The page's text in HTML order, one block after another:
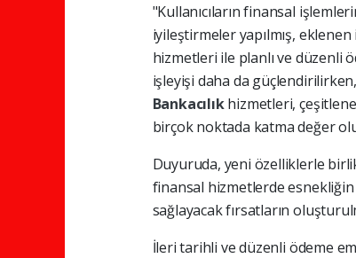
"Kullanıcıların finansal
iyileştirmeler yapılmış,
hizmetleri ile planlı ve düzenli
işleyişi daha da
Bankacılıkhizmetleri,
birçok noktada katma değer
Duyuruda, yeni özelliklerle
finansal hizmetlerde esnekliğin
sağlayacak fırsatların
İleri tarihli ve düzenli ödeme